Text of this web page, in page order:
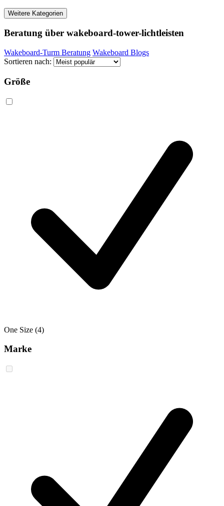
Weitere Kategorien
Beratung über wakeboard-tower-lichtleisten
Wakeboard-Turm Beratung Wakeboard Blogs
Sortieren nach:
Größe
One Size (4)
Marke